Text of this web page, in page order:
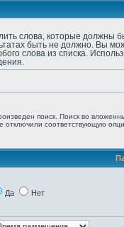
слова, которые должны
быть не должно. Вы
слова из списка.
поиск. Поиск во
отключили соответствующую
Да Нет